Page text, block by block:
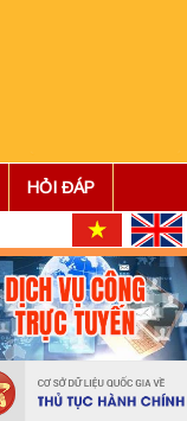
HỎI ĐÁP
định về việc ban hành
làm việc của Sở Nội
Ninh Bình
định về việc bổ nhiệm
viên lao động trên địa
Ninh Bình
tuyển chọn, bổ nhiệm
viên lao động trên địa
Ninh Bình
báo tuyển chọn, bổ
hòa giải viên lao động